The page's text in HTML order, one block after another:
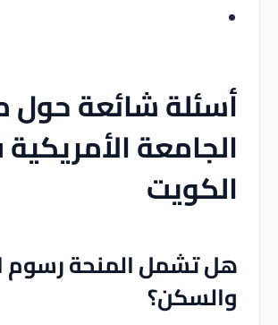
أسئلة شائعة حول
الجامعة
الكويت
هل تشمل المنحة رسوم
والسكن؟